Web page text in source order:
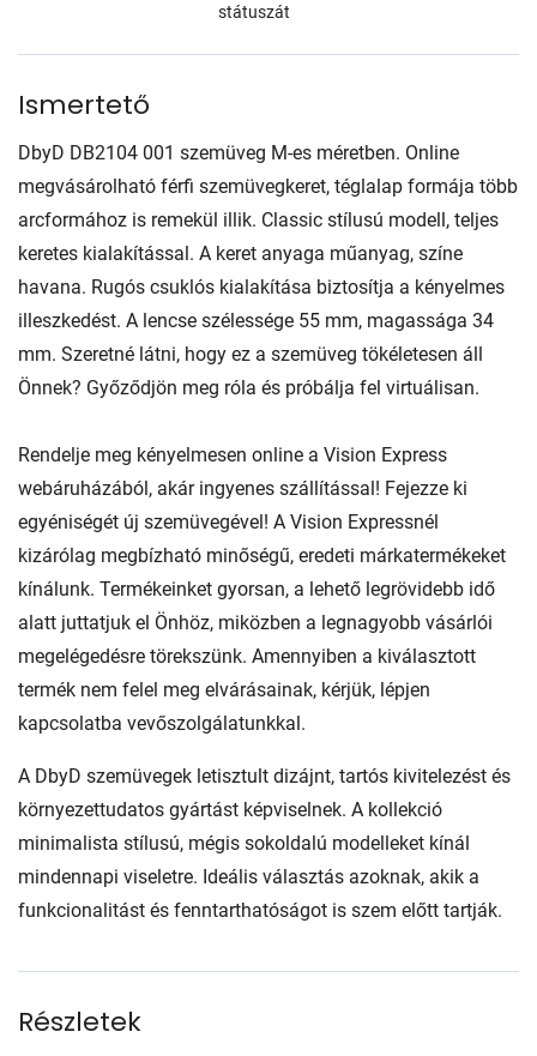
státuszát
Ismertető
DbyD DB2104 001 szemüveg M-es méretben. Online
megvásárolható férfi szemüvegkeret, téglalap formája több
arcformához is remekül illik. Classic stílusú modell, teljes
keretes kialakítással. A keret anyaga műanyag, színe
havana. Rugós csuklós kialakítása biztosítja a kényelmes
illeszkedést. A lencse szélessége 55 mm, magassága 34
mm. Szeretné látni, hogy ez a szemüveg tökéletesen áll
Önnek? Győződjön meg róla és próbálja fel virtuálisan.
Rendelje meg kényelmesen online a Vision Express
webáruházából, akár ingyenes szállítással! Fejezze ki
egyéniségét új szemüvegével! A Vision Expressnél
kizárólag megbízható minőségű, eredeti márkatermékeket
kínálunk. Termékeinket gyorsan, a lehető legrövidebb idő
alatt juttatjuk el Önhöz, miközben a legnagyobb vásárlói
megelégedésre törekszünk. Amennyiben a kiválasztott
termék nem felel meg elvárásainak, kérjük, lépjen
kapcsolatba vevőszolgálatunkkal.
A DbyD szemüvegek letisztult dizájnt, tartós kivitelezést és
környezettudatos gyártást képviselnek. A kollekció
minimalista stílusú, mégis sokoldalú modelleket kínál
mindennapi viseletre. Ideális választás azoknak, akik a
funkcionalitást és fenntarthatóságot is szem előtt tartják.
Részletek